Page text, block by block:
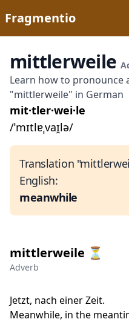
Fragmentio
mittlerweile
Learn how to pronounce
"mittlerweile" in German
mit·tler·wei·le
/ˈmɪtlɐˌvaɪ̯lə/
Translation
English:
meanwhile
mittlerweile ⏳
Adverb
Jetzt, nach einer Zeit.
Meanwhile, in the